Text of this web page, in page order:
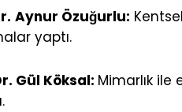
Aynur Özuğurlu:
yaptı.
Gül Köksal: Mimarlık